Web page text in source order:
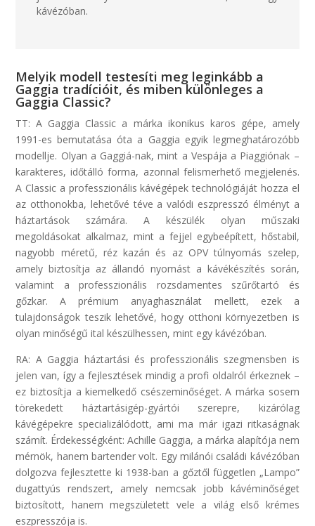
kávézóban.
Melyik modell testesíti meg leginkább a
Gaggia tradícióit, és miben különleges a
Gaggia Classic?
TT: A Gaggia Classic a márka ikonikus karos gépe, amely
1991-es bemutatása óta a Gaggia egyik legmeghatározóbb
modellje. Olyan a Gaggiá-nak, mint a Vespája a Piaggiónak –
karakteres, időtálló forma, azonnal felismerhető megjelenés.
A Classic a professzionális kávégépek technológiáját hozza el
az otthonokba, lehetővé téve a valódi eszpresszó élményt a
háztartások számára. A készülék olyan műszaki
megoldásokat alkalmaz, mint a fejjel egybeépített, hőstabil,
nagyobb méretű, réz kazán és az OPV túlnyomás szelep,
amely biztosítja az állandó nyomást a kávékészítés során,
valamint a professzionális rozsdamentes szűrőtartó és
gőzkar. A prémium anyaghasználat mellett, ezek a
tulajdonságok teszik lehetővé, hogy otthoni környezetben is
olyan minőségű ital készülhessen, mint egy kávézóban.
RA: A Gaggia háztartási és professzionális szegmensben is
jelen van, így a fejlesztések mindig a profi oldalról érkeznek –
ez biztosítja a kiemelkedő csészeminőséget. A márka sosem
törekedett háztartásigép-gyártói szerepre, kizárólag
kávégépekre specializálódott, ami ma már igazi ritkaságnak
számít. Érdekességként: Achille Gaggia, a márka alapítója nem
mérnök, hanem bartender volt. Egy milánói családi kávézóban
dolgozva fejlesztette ki 1938-ban a gőztől független „Lampo”
dugattyús rendszert, amely nemcsak jobb kávéminőséget
biztosított, hanem megszületett vele a világ első krémes
eszpresszója is.